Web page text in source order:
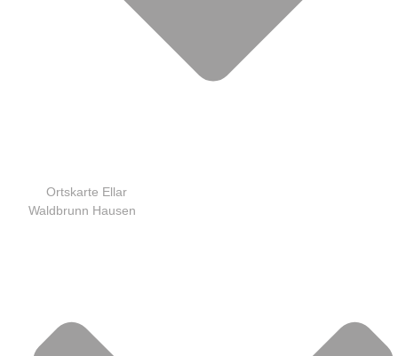
Ortskarte Ellar
Waldbrunn Hausen